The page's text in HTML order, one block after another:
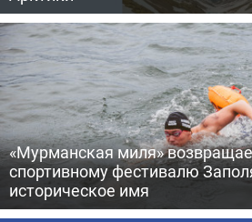
«Мурманская миля»
спортивному фестивалю
историческое имя